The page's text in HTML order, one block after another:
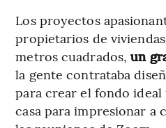
Los proyectos
propietarios de
metros cuadrados,un
la gente contrataba
para crear el fondo ideal
casa para impresionar a